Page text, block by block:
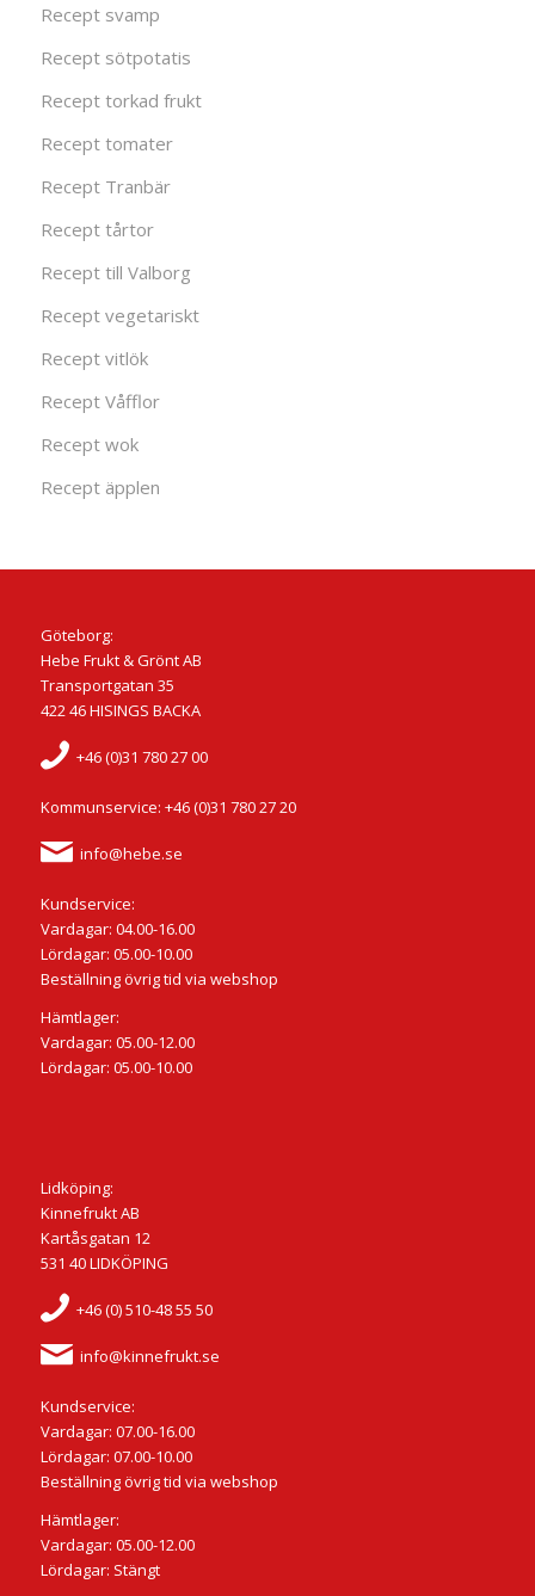
Recept svamp
Recept sötpotatis
Recept torkad frukt
Recept tomater
Recept Tranbär
Recept tårtor
Recept till Valborg
Recept vegetariskt
Recept vitlök
Recept Våfflor
Recept wok
Recept äpplen
Göteborg:
Hebe Frukt & Grönt AB
Transportgatan 35
422 46 HISINGS BACKA
+46 (0)31 780 27 00
Kommunservice: +46 (0)31 780 27 20
info@hebe.se
Kundservice:
Vardagar: 04.00-16.00
Lördagar: 05.00-10.00
Beställning övrig tid via webshop
Hämtlager:
Vardagar: 05.00-12.00
Lördagar: 05.00-10.00
Lidköping:
Kinnefrukt AB
Kartåsgatan 12
531 40 LIDKÖPING
+46 (0) 510-48 55 50
info@kinnefrukt.se
Kundservice:
Vardagar: 07.00-16.00
Lördagar: 07.00-10.00
Beställning övrig tid via webshop
Hämtlager:
Vardagar: 05.00-12.00
Lördagar: Stängt